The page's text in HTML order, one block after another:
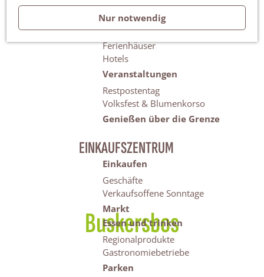
Nur notwendig
Campingplätze & Ferienparks
Gruppenunterkünfte
Bed & Breakfasts
Ferienhäuser
Hotels
Veranstaltungen
Restpostentag
Volksfest & Blumenkorso
Genießen über die Grenze
EINKAUFSZENTRUM
Einkaufen
Geschäfte
Verkaufsoffene Sonntage
Markt
Essen und trinken
Regionalprodukte
Gastronomiebetriebe
Parken
Buskersbos